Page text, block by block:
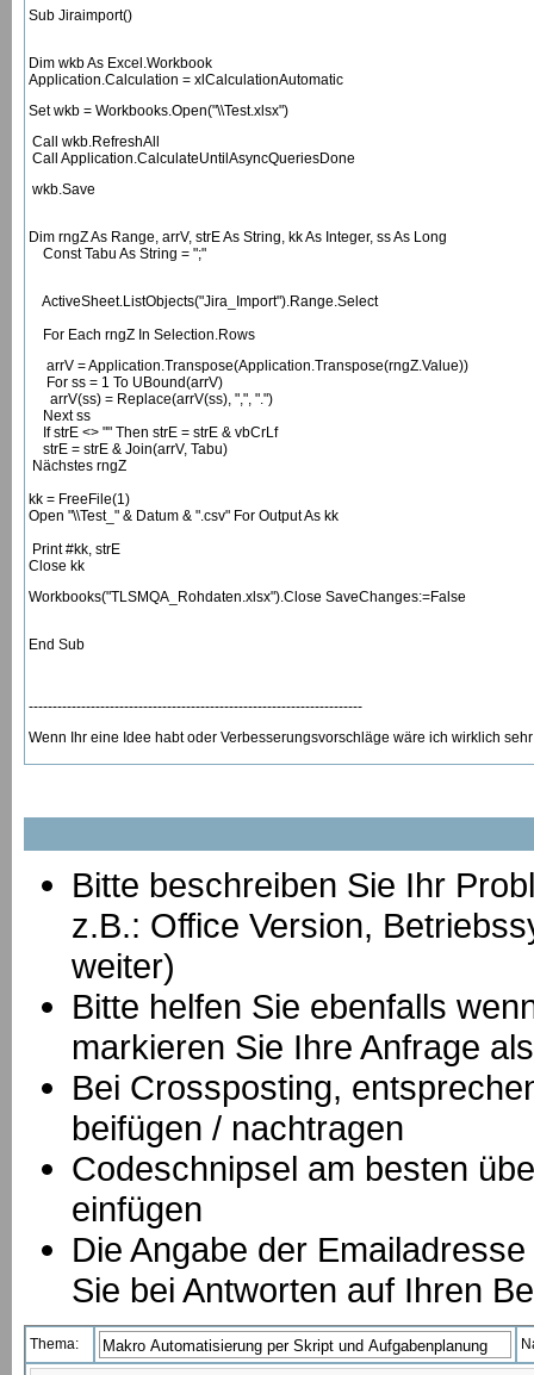
Sub Jiraimport()
Dim wkb As Excel.Workbook
Application.Calculation = xlCalculationAutomatic
Set wkb = Workbooks.Open("\\Test.xlsx")
Call wkb.RefreshAll
Call Application.CalculateUntilAsyncQueriesDone
wkb.Save
Dim rngZ As Range, arrV, strE As String, kk As Integer, ss As Long
Const Tabu As String = ";"
ActiveSheet.ListObjects("Jira_Import").Range.Select
For Each rngZ In Selection.Rows
arrV = Application.Transpose(Application.Transpose(rngZ.Value))
For ss = 1 To UBound(arrV)
arrV(ss) = Replace(arrV(ss), ",", ".")
Next ss
If strE <> "" Then strE = strE & vbCrLf
strE = strE & Join(arrV, Tabu)
Nächstes rngZ
kk = FreeFile(1)
Open "\\Test_" & Datum & ".csv" For Output As kk
Print #kk, strE
Close kk
Workbooks("TLSMQA_Rohdaten.xlsx").Close SaveChanges:=False
End Sub
----------------------------------------------------------------------
Wenn Ihr eine Idee habt oder Verbesserungsvorschläge wäre ich wirklich
Bitte beschreiben Sie Ihr
z.B.: Office Version,
weiter)
Bitte helfen Sie ebenfalls
markieren Sie Ihre Anfrage
Bei Crossposting,
beifügen / nachtragen
Codeschnipsel am besten
einfügen
Die Angabe der
Sie bei Antworten auf Ihren
Thema: